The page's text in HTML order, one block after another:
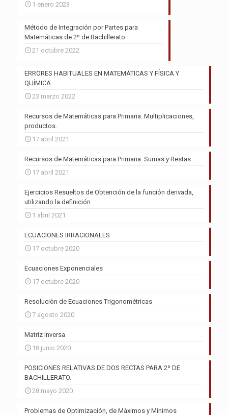
1 enero 2023
Método de Integración por Partes para
Matemáticas de 2º de Bachillerato
21 octubre 2022
ERRORES HABITUALES EN MATEMÁTICAS Y FÍSICA Y
QUÍMICA
23 marzo 2022
Recursos de Matemáticas para Primaria. Multiplicaciones,
productos.
17 abril 2021
Recursos de Matemáticas para Primaria. Sumas y Restas.
17 abril 2021
Ejercicios Resueltos de Obtención de la función derivada,
utilizando la definición
1 abril 2021
ECUACIONES IRRACIONALES
17 octubre 2020
Ecuaciones Exponenciales
17 octubre 2020
Resolución de Ecuaciones Trigonométricas
7 agosto 2020
Matriz Inversa
18 junio 2020
POSICIONES RELATIVAS DE DOS RECTAS PARA 2º DE
BACHILLERATO.
28 mayo 2020
Problemas de Optimización, de Máximos y Mínimos